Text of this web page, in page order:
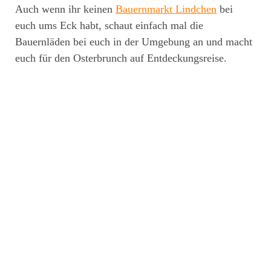
Auch wenn ihr keinen Bauernmarkt Lindchen bei
euch ums Eck habt, schaut einfach mal die
Bauernläden bei euch in der Umgebung an und macht
euch für den Osterbrunch auf Entdeckungsreise.